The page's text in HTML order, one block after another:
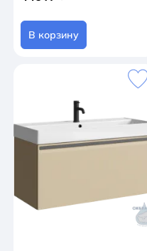
В корзину